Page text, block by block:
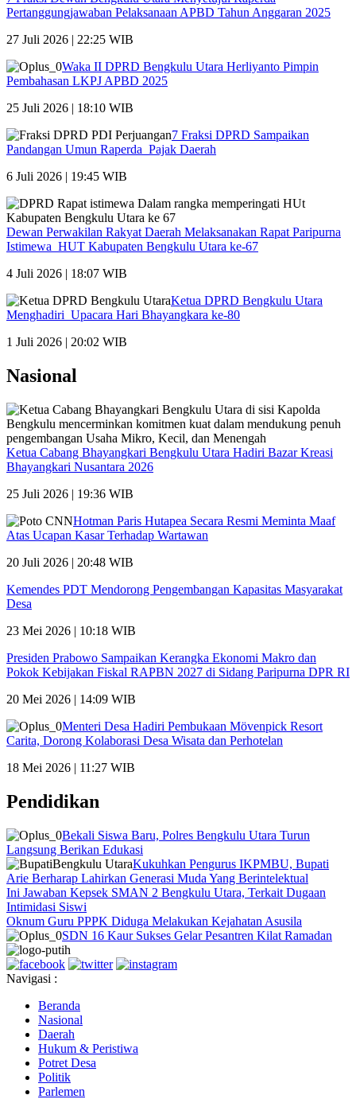
Pertanggungjawaban Pelaksanaan APBD Tahun Anggaran 2025
27 Juli 2026 | 22:25 WIB
Waka II DPRD Bengkulu Utara Herliyanto Pimpin
Pembahasan LKPJ APBD 2025
25 Juli 2026 | 18:10 WIB
7 Fraksi DPRD Sampaikan
Pandangan Umun Raperda Pajak Daerah
6 Juli 2026 | 19:45 WIB
Dewan Perwakilan Rakyat Daerah Melaksanakan Rapat Paripurna
Istimewa HUT Kabupaten Bengkulu Utara ke-67
4 Juli 2026 | 18:07 WIB
Ketua DPRD Bengkulu Utara
Menghadiri Upacara Hari Bhayangkara ke-80
1 Juli 2026 | 20:02 WIB
Nasional
Ketua Cabang Bhayangkari Bengkulu Utara Hadiri Bazar Kreasi
Bhayangkari Nusantara 2026
25 Juli 2026 | 19:36 WIB
Hotman Paris Hutapea Secara Resmi Meminta Maaf
Atas Ucapan Kasar Terhadap Wartawan
20 Juli 2026 | 20:48 WIB
Kemendes PDT Mendorong Pengembangan Kapasitas Masyarakat
Desa
23 Mei 2026 | 10:18 WIB
Presiden Prabowo Sampaikan Kerangka Ekonomi Makro dan
Pokok Kebijakan Fiskal RAPBN 2027 di Sidang Paripurna DPR RI
20 Mei 2026 | 14:09 WIB
Menteri Desa Hadiri Pembukaan Mövenpick Resort
Carita, Dorong Kolaborasi Desa Wisata dan Perhotelan
18 Mei 2026 | 11:27 WIB
Pendidikan
Bekali Siswa Baru, Polres Bengkulu Utara Turun
Langsung Berikan Edukasi
Kukuhkan Pengurus IKPMBU, Bupati
Arie Berharap Lahirkan Generasi Muda Yang Berintelektual
Ini Jawaban Kepsek SMAN 2 Bengkulu Utara, Terkait Dugaan
Intimidasi Siswi
Oknum Guru PPPK Diduga Melakukan Kejahatan Asusila
SDN 16 Kaur Sukses Gelar Pesantren Kilat Ramadan
Navigasi :
Beranda
Nasional
Daerah
Hukum & Peristiwa
Potret Desa
Politik
Parlemen